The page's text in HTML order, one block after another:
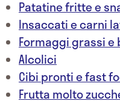
Patatine fritte e
Insaccati e carni
Formaggi grassi e
Alcolici
Cibi pronti e fast
Frutta molto